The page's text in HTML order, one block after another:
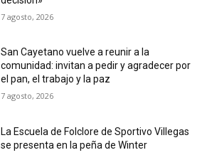
7 agosto, 2026
San Cayetano vuelve a reunir a la
comunidad: invitan a pedir y agradecer por
el pan, el trabajo y la paz
7 agosto, 2026
La Escuela de Folclore de Sportivo Villegas
se presenta en la peña de Winter